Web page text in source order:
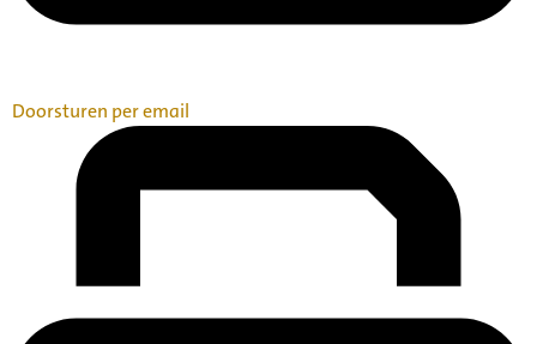
Doorsturen per email